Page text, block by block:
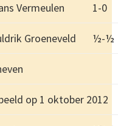
Vermeulen 1-0
Groeneveld ½-½
op 1 oktober 2012